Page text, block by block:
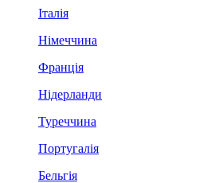
Італія
Німеччина
Франція
Нідерланди
Туреччина
Португалія
Бельгія